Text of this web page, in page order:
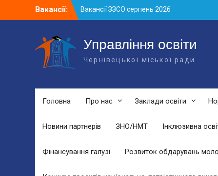
Вакансії:
Вакансії ЗЗСО серпень 2026
Вакансії ЗЗСО червень 2026
підрозділах ЗЗСО станом на 01.08.2026
р.Управління освіти
Чернівецької міської ради
Головна Про нас Заклади освіти
Новини партнерів ЗНО/НМТ Інклюзивна
Фінансування галузі Розвиток обдарувань